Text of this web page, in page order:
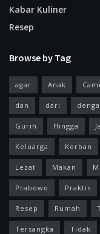
Kabar Kuliner
Resep
Browse by Tag
agar Anak
dan dari
Gurih Hingga
Keluarga Korban
Lezat Makan
Prabowo Praktis
Resep Rumah
Tersangka Tidak